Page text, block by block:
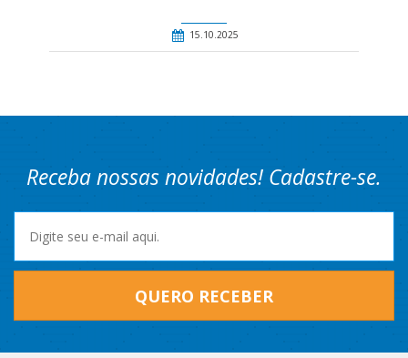
15.10.2025
Receba nossas novidades! Cadastre-se.
QUERO RECEBER